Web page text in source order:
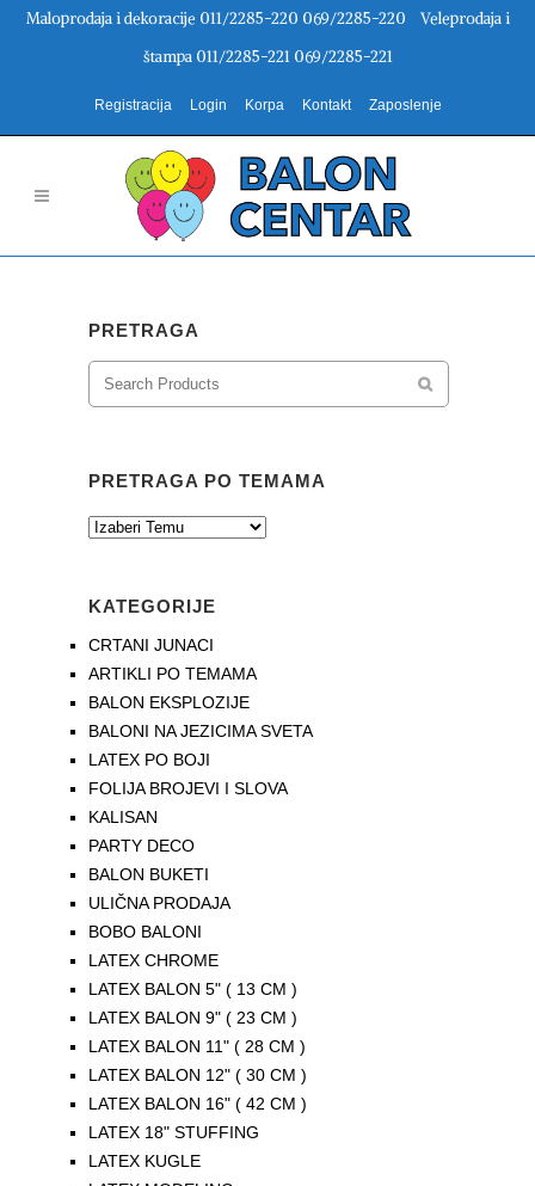
Maloprodaja i dekoracije 011/2285-220 069/2285-220 Veleprodaja i
štampa 011/2285-221 069/2285-221
Registracija Login Korpa Kontakt Zaposlenje
PRETRAGA
PRETRAGA PO TEMAMA
KATEGORIJE
CRTANI JUNACI
ARTIKLI PO TEMAMA
BALON EKSPLOZIJE
BALONI NA JEZICIMA SVETA
LATEX PO BOJI
FOLIJA BROJEVI I SLOVA
KALISAN
PARTY DECO
BALON BUKETI
ULIČNA PRODAJA
BOBO BALONI
LATEX CHROME
LATEX BALON 5" ( 13 CM )
LATEX BALON 9" ( 23 CM )
LATEX BALON 11" ( 28 CM )
LATEX BALON 12" ( 30 CM )
LATEX BALON 16" ( 42 CM )
LATEX 18" STUFFING
LATEX KUGLE